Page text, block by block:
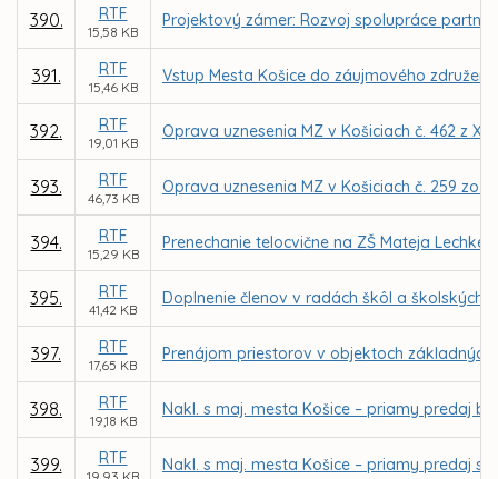
390. RTF
15,58 KB
Projektový zámer: Rozvoj spolupráce
391. RTF
15,46 KB
Vstup Mesta Košice do záujmového
392. RTF
19,01 KB
Oprava uznesenia MZ v Košiciach č. 462 z
393. RTF
46,73 KB
Oprava uznesenia MZ v Košiciach č. 259 zo
394. RTF
15,29 KB
Prenechanie telocvične na ZŠ Mateja
395. RTF
41,42 KB
Doplnenie členov v radách škôl a
397. RTF
17,65 KB
Prenájom priestorov v objektoch
398. RTF
19,18 KB
Nakl. s maj. mesta Košice – priamy predaj
399. RTF Nakl. s maj. mesta Košice – priamy predaj